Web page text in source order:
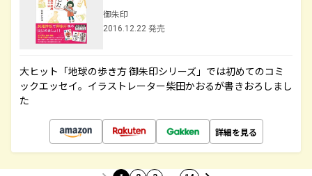
御朱印
2016.12.22 発売
大ヒット「地球の歩き方 御朱印シリーズ」では初めてのコミ
ックエッセイ。イラストレーター柴田かおるが書きおろしまし
た
詳細を見る